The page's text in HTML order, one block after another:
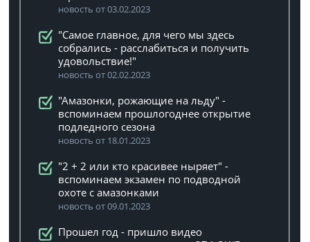
новость от 03.02.2023
"Самое главное, для чего мы здесь
собрались - расслабиться и получить
удовольствие!"
новость от 02.02.2023
"Амазонки, рожающие на льду" -
вспоминаем прошлогоднее открытие
подледного сезона
новость от 18.01.2023
"2 + 2 или кто красивее ныряет" -
вспоминаем экзамен по подводной
охоте с амазонками
новость от 09.01.2023
Прошел год - пришло видео